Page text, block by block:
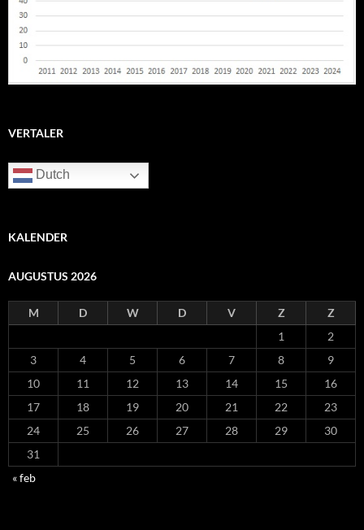
VERTALER
Dutch
KALENDER
AUGUSTUS 2026
M D W D V Z
Z
1
2
3
4 5 6 7 8
9
10
11 12 13 14 15
16
17
18 19 20 21 22
23
24
25 26 27 28 29
30
31
« feb